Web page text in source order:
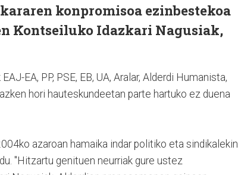
konpromisoa ezinbestekoa
Kontseiluko Idazkari Nagusiak,
EA, PP, PSE, EB, UA, Aralar, Alderdi Humanista,
hori hauteskundeetan parte hartuko ez duena
azaroan hamaika indar politiko eta sindikalekin
"Hitzartu genituen neurriak gure ustez